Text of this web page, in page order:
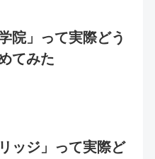
院」って実際どう
てみた
ッジ」って実際ど